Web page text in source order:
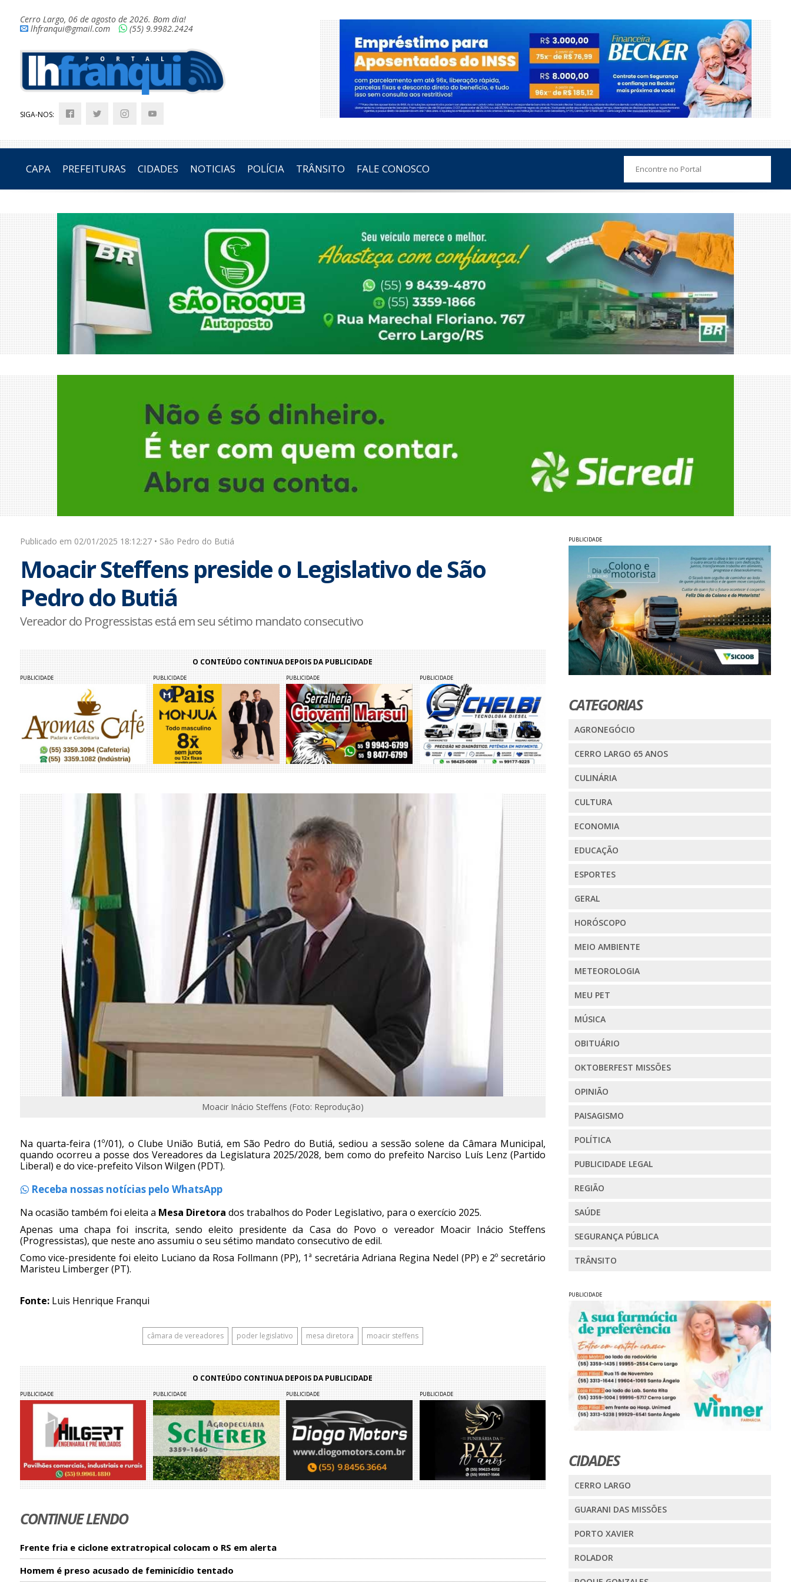
Cerro Largo, 06 de agosto de 2026. Bom dia!
lhfranqui@gmail.com
(55) 9.9982.2424
SIGA-NOS:
CAPA PREFEITURAS CIDADES NOTICIAS POLÍCIA TRÂNSITO FALE CONOSCO
Publicado em 02/01/2025 18:12:27 • São Pedro do Butiá
Moacir Steffens preside o Legislativo de São
Pedro do Butiá
Vereador do Progressistas está em seu sétimo mandato consecutivo
O CONTEÚDO CONTINUA DEPOIS DA PUBLICIDADE
PUBLICIDADE PUBLICIDADE PUBLICIDADE PUBLICIDADE
Moacir Inácio Steffens (Foto: Reprodução)
Na quarta-feira (1º/01), o Clube União Butiá, em São Pedro do Butiá, sediou a sessão solene da Câmara Municipal,
quando ocorreu a posse dos Vereadores da Legislatura 2025/2028, bem como do prefeito Narciso Luís Lenz (Partido
Liberal) e do vice-prefeito Vilson Wilgen (PDT).
Receba nossas notícias pelo WhatsApp
Na ocasião também foi eleita a Mesa Diretora dos trabalhos do Poder Legislativo, para o exercício 2025.
Apenas uma chapa foi inscrita, sendo eleito presidente da Casa do Povo o vereador Moacir Inácio Steffens
(Progressistas), que neste ano assumiu o seu sétimo mandato consecutivo de edil.
Como vice-presidente foi eleito Luciano da Rosa Follmann (PP), 1ª secretária Adriana Regina Nedel (PP) e 2º secretário
Maristeu Limberger (PT).
Fonte:Luis Henrique Franqui
câmara de vereadores poder legislativo mesa diretora moacir steffens
O CONTEÚDO CONTINUA DEPOIS DA PUBLICIDADE
PUBLICIDADE PUBLICIDADE PUBLICIDADE PUBLICIDADE
CONTINUE LENDO
Frente fria e ciclone extratropical colocam o RS em alerta
Homem é preso acusado de feminicídio tentado
PUBLICIDADE
CATEGORIAS
AGRONEGÓCIO
CERRO LARGO 65 ANOS
CULINÁRIA
CULTURA
ECONOMIA
EDUCAÇÃO
ESPORTES
GERAL
HORÓSCOPO
MEIO AMBIENTE
METEOROLOGIA
MEU PET
MÚSICA
OBITUÁRIO
OKTOBERFEST MISSÕES
OPINIÃO
PAISAGISMO
POLÍTICA
PUBLICIDADE LEGAL
REGIÃO
SAÚDE
SEGURANÇA PÚBLICA
TRÂNSITO
PUBLICIDADE
CIDADES
CERRO LARGO
GUARANI DAS MISSÕES
PORTO XAVIER
ROLADOR